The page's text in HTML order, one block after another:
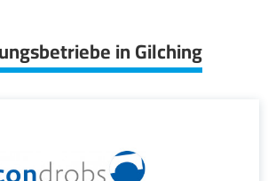
in Gilching